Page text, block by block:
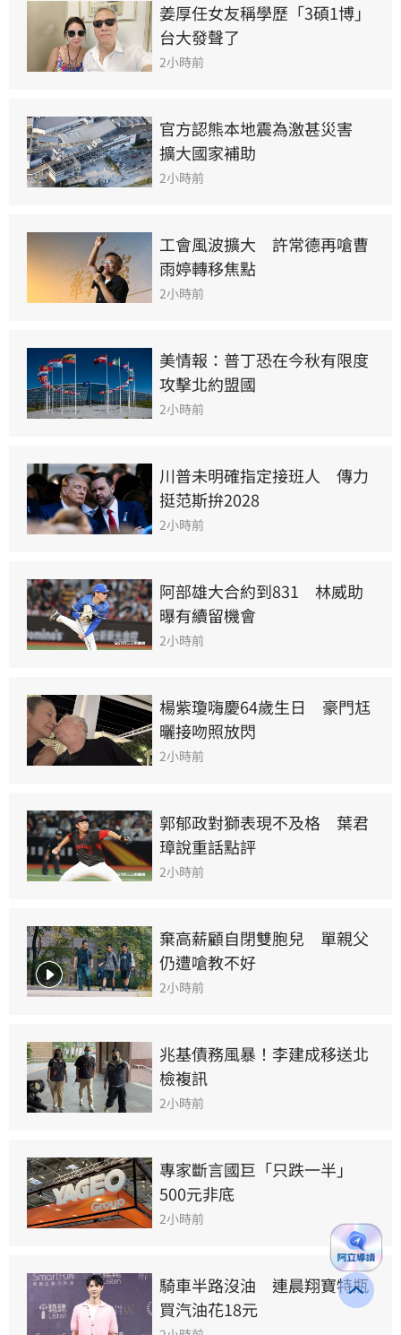
姜厚任女友稱學歷「3碩1博」
台大發聲了
2小時前
官方認熊本地震為激甚災害
擴大國家補助
2小時前
工會風波擴大　許常德再嗆曹
雨婷轉移焦點
2小時前
美情報：普丁恐在今秋有限度
攻擊北約盟國
2小時前
川普未明確指定接班人　傳力
挺范斯拚2028
2小時前
阿部雄大合約到831　林威助
曝有續留機會
2小時前
楊紫瓊嗨慶64歲生日　豪門尪
曬接吻照放閃
2小時前
郭郁政對獅表現不及格　葉君
璋說重話點評
2小時前
棄高薪顧自閉雙胞兒　單親父
仍遭嗆教不好
2小時前
兆基債務風暴！李建成移送北
檢複訊
2小時前
專家斷言國巨「只跌一半」
500元非底
2小時前
騎車半路沒油　連晨翔寶特瓶
買汽油花18元